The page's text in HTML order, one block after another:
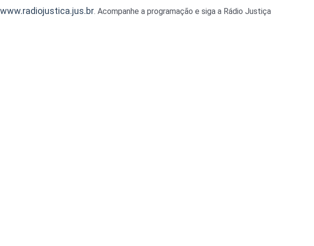
www.radiojustica.jus.br. Acompanhe a programação e siga a Rádio Justiça